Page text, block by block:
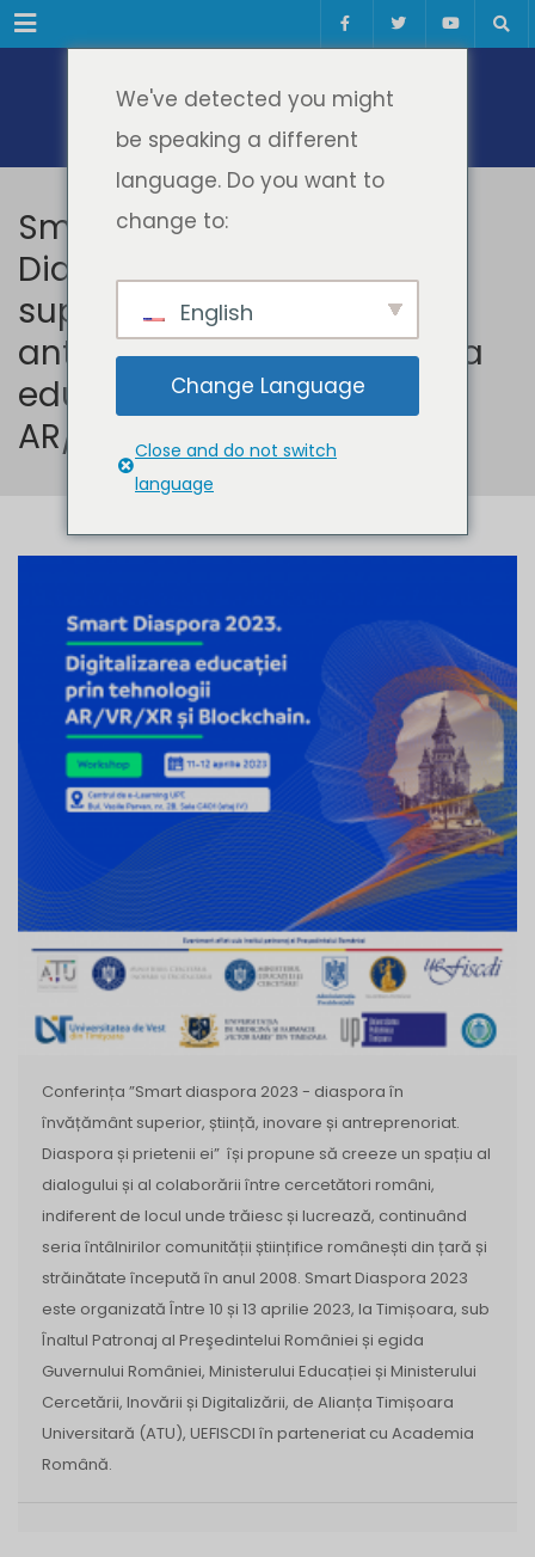
Meniul
Smart Diaspora 2023.
Diaspora în învățământ
superior, știință, inovare și
antreprenoriat. Digitalizarea
educației prin tehnologii
AR/VR/XR și Blockchain
Conferința ”Smart diaspora 2023 - diaspora în
învățământ superior, știință, inovare și antreprenoriat.
Diaspora și prietenii ei” își propune să creeze un spațiu al
dialogului și al colaborării între cercetători români,
indiferent de locul unde trăiesc și lucrează, continuând
seria întâlnirilor comunității științifice românești din țară și
străinătate începută în anul 2008. Smart Diaspora 2023
este organizată Între 10 și 13 aprilie 2023, la Timișoara, sub
Înaltul Patronaj al Preşedintelui României și egida
Guvernului României, Ministerului Educației și Ministerului
Cercetării, Inovării și Digitalizării, de Alianța Timișoara
Universitară (ATU), UEFISCDI în parteneriat cu Academia
Română.
We've detected you might
be speaking a different
language. Do you want to
change to:
English
Change Language
Close and do not switch
language